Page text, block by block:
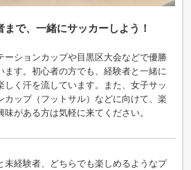
で、一緒にサッカーしよう！
ーションカップや目黒区大会などで優勝
ます。初心者の方でも、経験者と一緒に
しく汗を流しています。また、女子サッ
カップ（フットサル）などに向けて、楽
がある方は気軽に来てください。
未経験者、どちらでも楽しめるようなプ